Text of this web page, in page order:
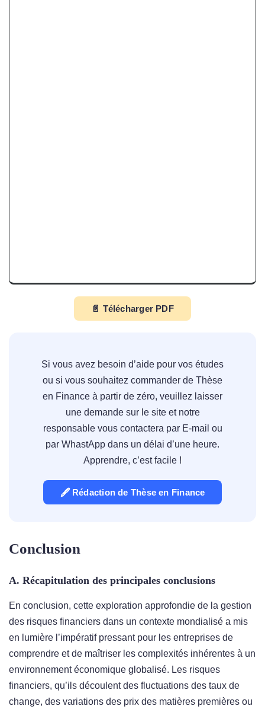
📄 Télécharger PDF
Si vous avez besoin d’aide pour vos études
ou si vous souhaitez commander de Thèse
en Finance à partir de zéro, veuillez laisser
une demande sur le site et notre
responsable vous contactera par E-mail ou
par WhastApp dans un délai d’une heure.
Apprendre, c’est facile !
🖋 Rédaction de Thèse en Finance
Conclusion
A. Récapitulation des principales conclusions
En conclusion, cette exploration approfondie de la gestion
des risques financiers dans un contexte mondialisé a mis
en lumière l’impératif pressant pour les entreprises de
comprendre et de maîtriser les complexités inhérentes à un
environnement économique globalisé. Les risques
financiers, qu’ils découlent des fluctuations des taux de
change, des variations des prix des matières premières ou